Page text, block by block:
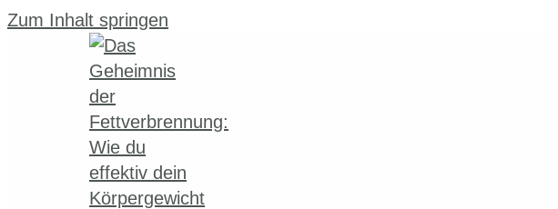
Zum Inhalt springen